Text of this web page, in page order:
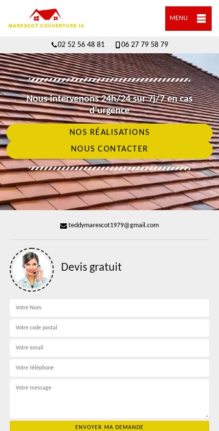
MENU
02 52 56 48 81 06 27 79 58 79
Nous intervenons 24h/24 sur 7j/7 en cas
d'urgence
NOS RÉALISATIONS
NOUS CONTACTER
teddymarescot1979@gmail.com
Devis gratuit